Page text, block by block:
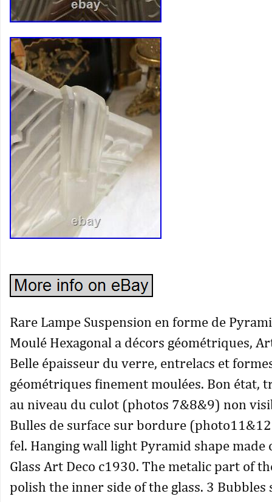
Rare Lampe Suspension en forme de
Moulé Hexagonal a décors géométriques,
Belle épaisseur du verre, entrelacs et
géométriques finement moulées. Bon état,
au niveau du culot (photos 7&8&9) non
Bulles de surface sur bordure
fel. Hanging wall light Pyramid shape made
Glass Art Deco c1930. The metalic part of
polish the inner side of the glass. 3 Bubbles